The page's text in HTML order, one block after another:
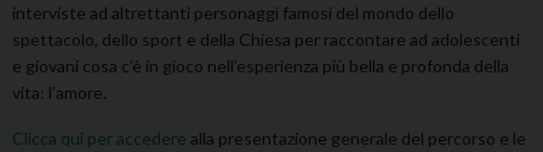
interviste ad altrettanti personaggi famosi del mondo dello
spettacolo, dello sport e della Chiesa per raccontare ad adolescenti
e giovani cosa c’è in gioco nell’esperienza più bella e profonda della
vita: l’amore.
Clicca qui per accedere alla presentazione generale del percorso e le